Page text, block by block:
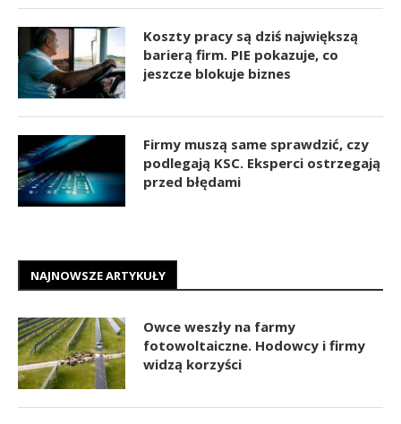
Koszty pracy są dziś największą
barierą firm. PIE pokazuje, co
jeszcze blokuje biznes
Firmy muszą same sprawdzić, czy
podlegają KSC. Eksperci ostrzegają
przed błędami
NAJNOWSZE ARTYKUŁY
Owce weszły na farmy
fotowoltaiczne. Hodowcy i firmy
widzą korzyści